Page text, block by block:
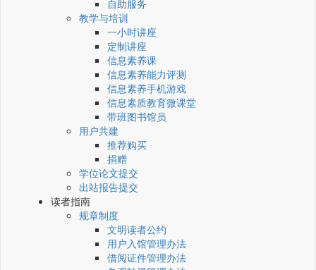
自助服务
教学与培训
一小时讲座
定制讲座
信息素养课
信息素养能力评测
信息素养手机游戏
信息素质教育微课堂
带班图书馆员
用户共建
推荐购买
捐赠
学位论文提交
出站报告提交
读者指南
规章制度
文明读者公约
用户入馆管理办法
借阅证件管理办法